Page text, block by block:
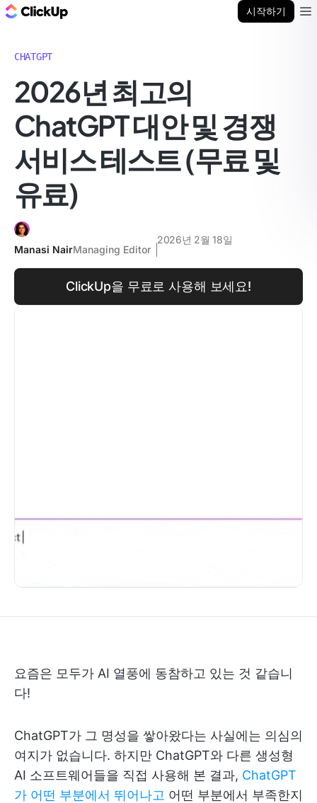
시작하기
CHATGPT
2026년 최고의
ChatGPT 대안 및 경쟁
서비스 테스트 (무료 및
유료)
Manasi NairManaging Editor
2026년 2월 18일
ClickUp을 무료로 사용해 보세요!
요즘은 모두가 AI 열풍에 동참하고 있는 것 같습니
다!
ChatGPT가 그 명성을 쌓아왔다는 사실에는 의심의
여지가 없습니다. 하지만 ChatGPT와 다른 생성형
AI 소프트웨어들을 직접 사용해 본 결과, ChatGPT
가 어떤 부분에서 뛰어나고 어떤 부분에서 부족한지